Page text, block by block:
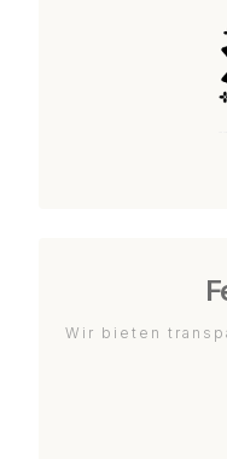
Wir bieten